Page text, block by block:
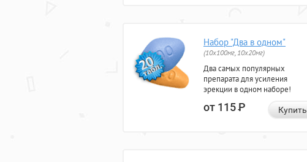
Набор "Два в одном"
(10x100мг, 10x20мг)
Два самых популярных
препарата для усиления
эрекции в одном наборе!
от 115Р Купить